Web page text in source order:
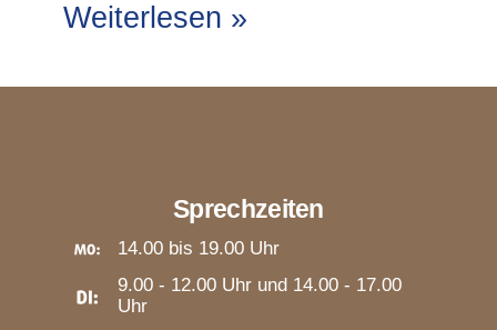
Weiterlesen »
Sprechzeiten
14.00 bis 19.00 Uhr
9.00 - 12.00 Uhr und 14.00 - 17.00
Uhr